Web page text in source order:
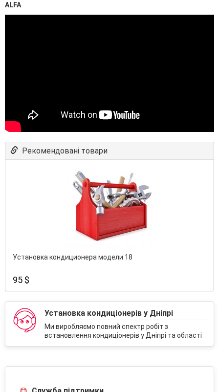
ALFA
Рекомендовані товари
Установка кондиционера модели 18
95 $
Установка кондиціонерів у Дніпрі
Ми виробляємо повний спектр робіт з
встановлення кондиціонерів у Дніпрі та області